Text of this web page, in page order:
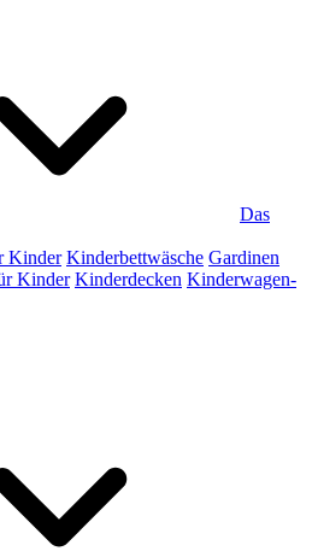
Das
Kinder Kinderbettwäsche Gardinen
Kinder Kinderdecken Kinderwagen-